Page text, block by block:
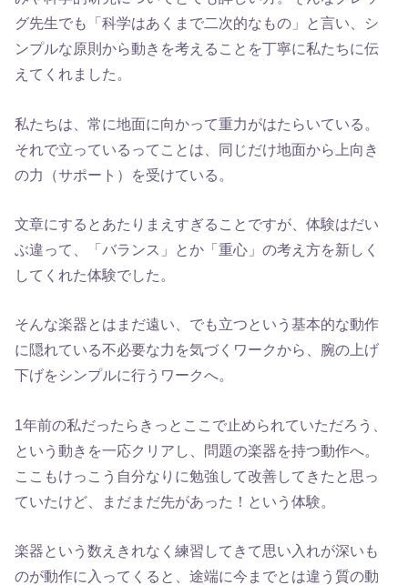
グ先生でも「科学はあくまで二次的なもの」と言い、シ
ンプルな原則から動きを考えることを丁寧に私たちに伝
えてくれました。
私たちは、常に地面に向かって重力がはたらいている。
それで立っているってことは、同じだけ地面から上向き
の力（サポート）を受けている。
文章にするとあたりまえすぎることですが、体験はだい
ぶ違って、「バランス」とか「重心」の考え方を新しく
してくれた体験でした。
そんな楽器とはまだ遠い、でも立つという基本的な動作
に隠れている不必要な力を気づくワークから、腕の上げ
下げをシンプルに行うワークへ。
1年前の私だったらきっとここで止められていただろう、
という動きを一応クリアし、問題の楽器を持つ動作へ。
ここもけっこう自分なりに勉強して改善してきたと思っ
ていたけど、まだまだ先があった！という体験。
楽器という数えきれなく練習してきて思い入れが深いも
のが動作に入ってくると、途端に今までとは違う質の動